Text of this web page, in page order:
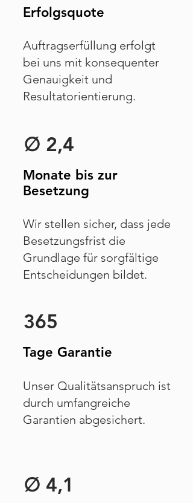
Erfolgsquote
Auftragserfüllung erfolgt
bei uns mit konsequenter
Genauigkeit und
Resultatorientierung.
∅ 2,4
Monate bis zur
Besetzung
Wir stellen sicher, dass jede
Besetzungsfrist die
Grundlage für sorgfältige
Entscheidungen bildet.
365
Tage Garantie
Unser Qualitätsanspruch ist
durch umfangreiche
Garantien abgesichert.
∅ 4,1